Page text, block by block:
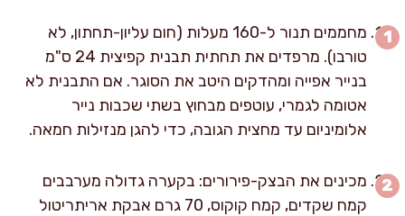
מחממים תנור ל-160 מעלות (חום עליון-תחתון, לא
טורבו). מרפדים את תחתית תבנית קפיצית 24 ס"מ
בנייר אפייה ומהדקים היטב את הסוגר. אם התבנית לא
אטומה לגמרי, עוטפים מבחוץ בשתי שכבות נייר
אלומיניום עד מחצית הגובה, כדי להגן מנזילות חמאה.
מכינים את הבצק-פירורים: בקערה גדולה מערבבים
קמח שקדים, קמח קוקוס, 70 גרם אבקת אריתריטול